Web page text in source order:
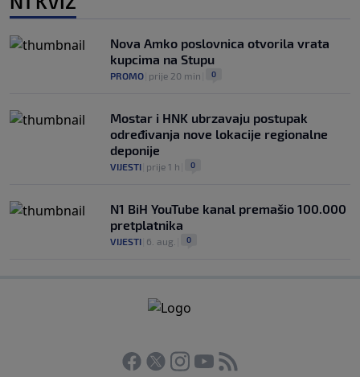
Nova Amko poslovnica otvorila vrata
kupcima na Stupu
PROMO prije 20 min 0
Mostar i HNK ubrzavaju postupak
određivanja nove lokacije regionalne
deponije
VIJESTI prije 1 h 0
N1 BiH YouTube kanal premašio 100.000
pretplatnika
VIJESTI 6. aug. 0